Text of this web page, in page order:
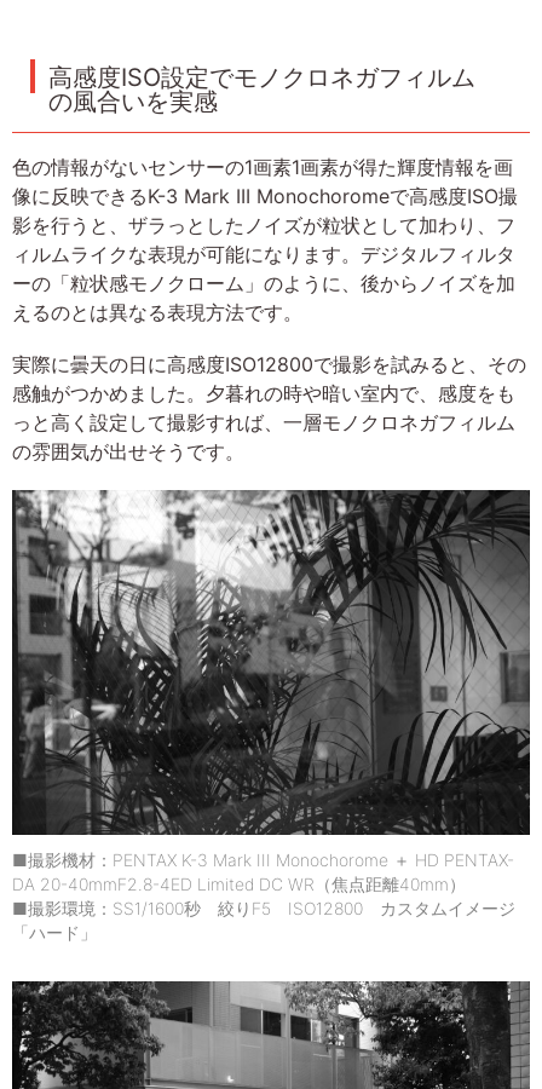
高感度ISO設定でモノクロネガフィルム
の風合いを実感
色の情報がないセンサーの1画素1画素が得た輝度情報を画
像に反映できるK-3 Mark III Monochoromeで高感度ISO撮
影を行うと、ザラっとしたノイズが粒状として加わり、フ
ィルムライクな表現が可能になります。デジタルフィルタ
ーの「粒状感モノクローム」のように、後からノイズを加
えるのとは異なる表現方法です。
実際に曇天の日に高感度ISO12800で撮影を試みると、その
感触がつかめました。夕暮れの時や暗い室内で、感度をも
っと高く設定して撮影すれば、一層モノクロネガフィルム
の雰囲気が出せそうです。
■撮影機材：PENTAX K-3 Mark III Monochorome ＋ HD PENTAX-
DA 20-40mmF2.8-4ED Limited DC WR（焦点距離40mm）
■撮影環境：SS1/1600秒 絞りF5 ISO12800 カスタムイメージ
「ハード」